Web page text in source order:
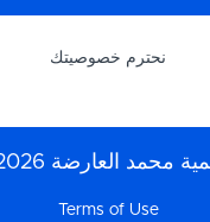
نحترم خصوصيتك
محمد العارضة 2026
Terms of Use